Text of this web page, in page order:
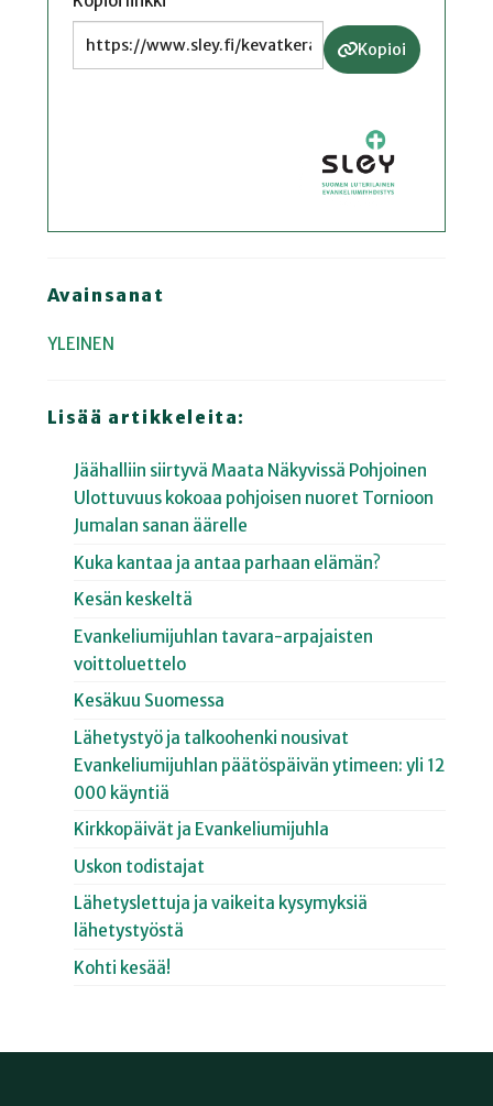
Kopioi
Avainsanat
YLEINEN
Lisää artikkeleita:
Jäähalliin siirtyvä Maata Näkyvissä Pohjoinen
Ulottuvuus kokoaa pohjoisen nuoret Tornioon
Jumalan sanan äärelle
Kuka kantaa ja antaa parhaan elämän?
Kesän keskeltä
Evankeliumijuhlan tavara-arpajaisten
voittoluettelo
Kesäkuu Suomessa
Lähetystyö ja talkoohenki nousivat
Evankeliumijuhlan päätöspäivän ytimeen: yli 12
000 käyntiä
Kirkkopäivät ja Evankeliumijuhla
Uskon todistajat
Lähetyslettuja ja vaikeita kysymyksiä
lähetystyöstä
Kohti kesää!